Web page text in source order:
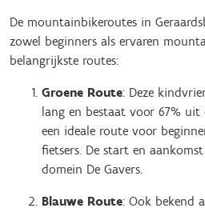
De mountainbikeroutes in
zowel beginners als ervaren
belangrijkste routes:
Groene Route: Deze
lang en bestaat voor 67% uit
een ideale route voor
fietsers. De start en
domein De Gavers.
Blauwe Route: Ook bekend